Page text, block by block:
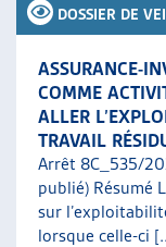
DOSSIER DE
ASSURANCE-
COMME
ALLER
TRAVAIL
Arrêt 8C_535/
publié) Résumé
sur
lorsque celle-ci